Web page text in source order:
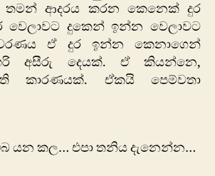
ආදරය කරන කෙනෙක් දුර
වෙලාවට දුකෙන් ඉන්න වෙලාවට
ඒ දුර ඉන්න කෙනාගෙන්
අසීරු දෙයක්. ඒ කියන්නෙ,
කාරණයක්. ඒකයි පෙම්වතා
යන කල… එපා තනිය දැනෙන්න…